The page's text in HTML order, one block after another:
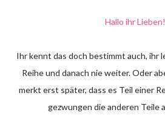
Hallo ihr Lieben!
Ihr kennt das doch bestimmt auch, ihr lest das erste Buch einer
Reihe und danach nie weiter. Oder
merkt erst später, dass es Teil einer
gezwungen die anderen Teile